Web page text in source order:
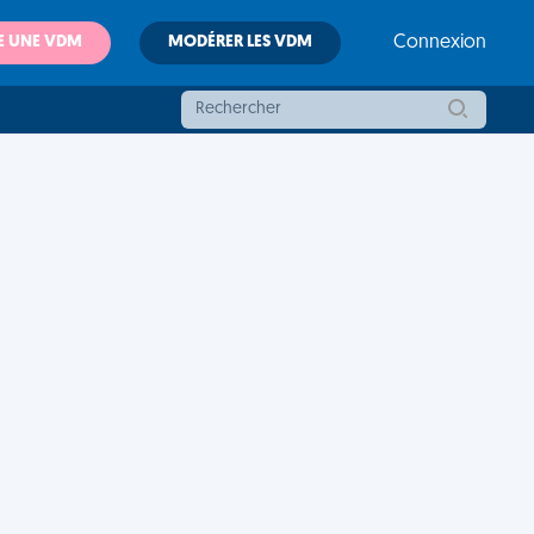
UNE VDM MODÉRER LES VDM Connexion